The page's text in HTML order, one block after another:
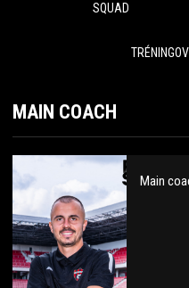
SQUAD
MAIN COACH
Main